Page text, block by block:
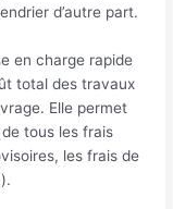
d’autre part.
en charge rapide
total des travaux
Elle permet
de tous les frais
les frais de